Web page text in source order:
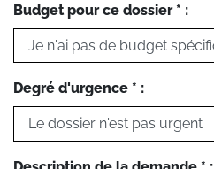
Budget pour ce dossier * :
Degré d'urgence * :